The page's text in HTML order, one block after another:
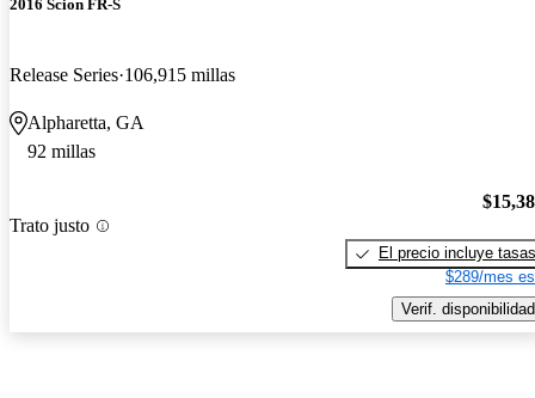
2016 Scion FR-S
Release Series 106,915 millas
Alpharetta, GA
92 millas
Trato justo
El precio incluye tasas
$289/mes
Verif. disponibilidad